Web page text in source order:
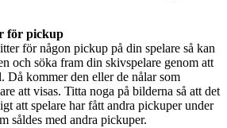
för pickup
för någon pickup på din spelare så kan
och söka fram din skivspelare genom att
Då kommer den eller de nålar som
att visas. Titta noga på bilderna så att det
att spelare har fått andra pickuper under
såldes med andra pickuper.